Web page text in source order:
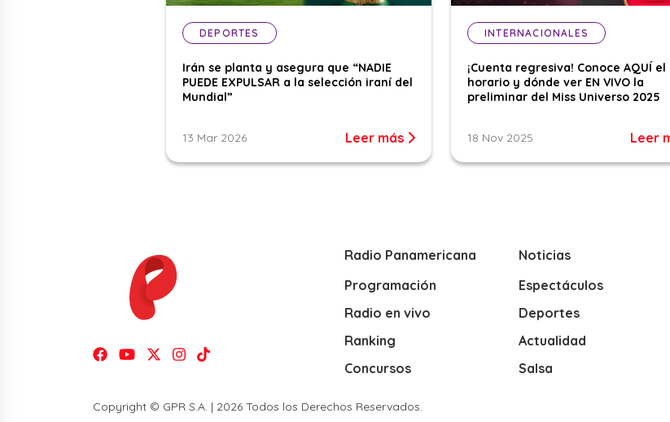
DEPORTES
Irán se planta y asegura que “NADIE
PUEDE EXPULSAR a la selección iraní del
Mundial”
13 Mar 2026 Leer más
INTERNACIONALES
¡Cuenta regresiva! Conoce AQUÍ el
horario y dónde ver EN VIVO la
preliminar del Miss Universo 2025
18 Nov 2025 Leer
Radio Panamericana
Programación
Radio en vivo
Ranking
Concursos
Noticias
Espectáculos
Deportes
Actualidad
Salsa
Copyright © GPR S.A. | 2026 Todos los Derechos Reservados.